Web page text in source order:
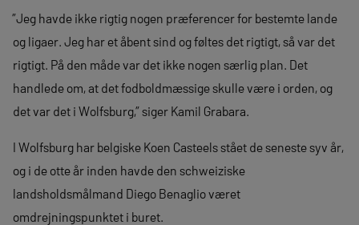
”Jeg havde ikke rigtig nogen præferencer for bestemte lande
og ligaer. Jeg har et åbent sind og føltes det rigtigt, så var det
rigtigt. På den måde var det ikke nogen særlig plan. Det
handlede om, at det fodboldmæssige skulle være i orden, og
det var det i Wolfsburg,” siger Kamil Grabara.
I Wolfsburg har belgiske Koen Casteels stået de seneste syv år,
og i de otte år inden havde den schweiziske
landsholdsmålmand Diego Benaglio været
omdrejningspunktet i buret.